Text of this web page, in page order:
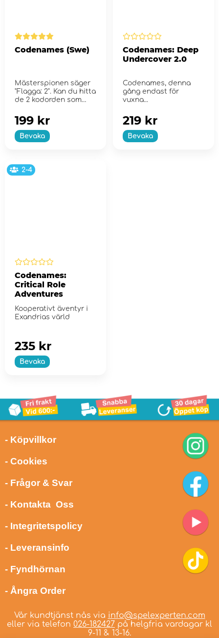
Codenames (Swe)
Mästerspionen säger
"Flagga: 2". Kan du hitta
de 2 kodorden som
Bevaka
199 kr
Codenames: Deep
Undercover 2.0
Codenames, denna
gång endast för
vuxna...
Bevaka
219 kr
2-4
Codenames:
Critical Role
Adventures
Kooperativt äventyr i
Exandrias värld
Bevaka
235 kr
- Köpvillkor
- Cookies
- Frågor & Svar
- Kontakta Oss
- Integritetspolicy
- Leveransinfo
- Fyndhörnan
- Ångra Order
Vår kundtjänst nås via info@spelexperten.com
eller via telefon 026-182427 på helgfria vardagar kl
9-11 & 13-16.